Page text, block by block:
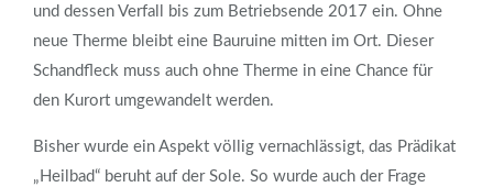
und dessen Verfall bis zum Betriebsende 2017 ein. Ohne
neue Therme bleibt eine Bauruine mitten im Ort. Dieser
Schandfleck muss auch ohne Therme in eine Chance für
den Kurort umgewandelt werden.
Bisher wurde ein Aspekt völlig vernachlässigt, das Prädikat
„Heilbad“ beruht auf der Sole. So wurde auch der Frage